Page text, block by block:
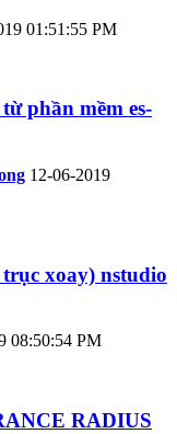
01:51:55 PM
phần mềm es-
12-06-2019
xoay) nstudio
08:50:54 PM
RADIUS